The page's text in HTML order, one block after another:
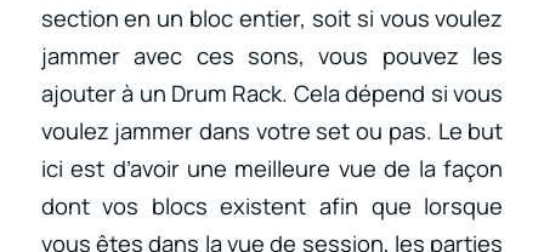
section en un bloc entier, soit si vous voulez
jammer avec ces sons, vous pouvez les
ajouter à un Drum Rack. Cela dépend si vous
voulez jammer dans votre set ou pas. Le but
ici est d’avoir une meilleure vue de la façon
dont vos blocs existent afin que lorsque
vous êtes dans la vue de session, les parties